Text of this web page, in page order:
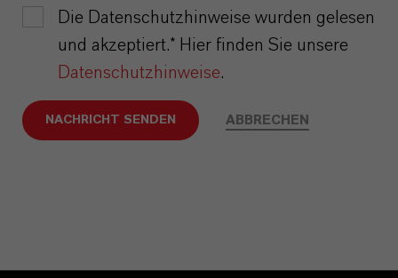
Die Datenschutzhinweise wurden gelesen
und akzeptiert.* Hier finden Sie unsere
Datenschutzhinweise.
NACHRICHT SENDEN ABBRECHEN